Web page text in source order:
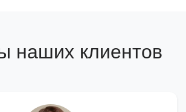
наших клиентов